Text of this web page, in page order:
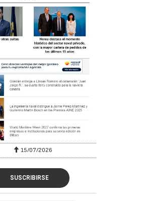
15/07/2026
SUSCRIBIRSE